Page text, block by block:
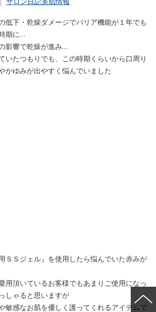
低下・乾燥ダメージでバリア機能が１年でも
期に…
影響で乾燥が進み…
いたつもりでも、この時期くらいから口周り
かゆみが出やすく悩んでいました
ＳＳジェル』を使用したら悩んでいた赤みが
用頂いているお客様でもあまりご使用になっ
しゃると思いますが
敏感なお肌を優しく護ってくれるアイテムで